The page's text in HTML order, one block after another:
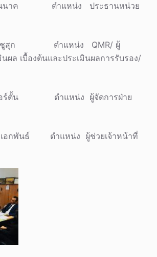
นนาค ตำแหน่ง ประธานหน่วย
ชูสุก ตำแหน่ง QMR/ ผู้
นผล เบื้องต้นและประเมินผลการรับรอง/
อร์ตั้น ตำแหน่ง ผู้จัดการฝ่าย
อกพันธ์ ตำแหน่ง ผู้ช่วยเจ้าหน้าที่